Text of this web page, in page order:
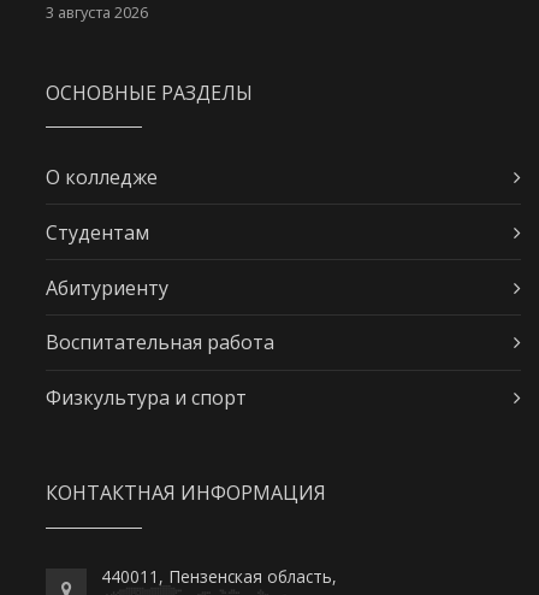
3 августа 2026
ОСНОВНЫЕ РАЗДЕЛЫ
О колледже
Студентам
Абитуриенту
Воспитательная работа
Физкультура и спорт
КОНТАКТНАЯ ИНФОРМАЦИЯ
440011, Пензенская область,